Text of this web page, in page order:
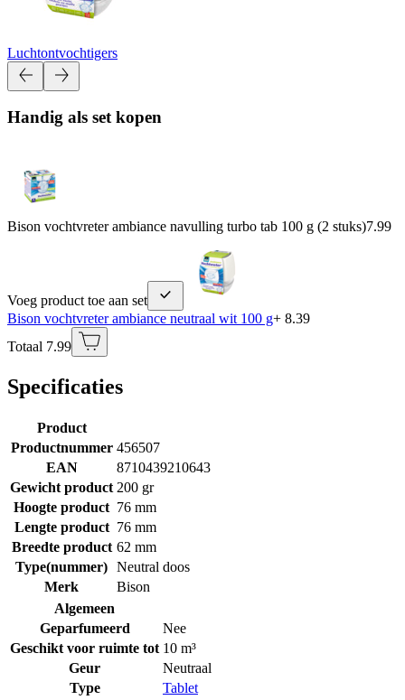
Luchtontvochtigers
Handig als set kopen
Bison vochtvreter ambiance navulling turbo tab 100 g (2 stuks)7.99
Voeg product toe aan set
Bison vochtvreter ambiance neutraal wit 100 g+ 8.39
Totaal 7.99
Specificaties
Product
Productnummer 456507
EAN
8710439210643
Gewicht product 200 gr
Hoogte product 76 mm
Lengte product 76 mm
Breedte product 62 mm
Type(nummer) Neutral doos
Merk
Bison
Algemeen
Geparfumeerd
Nee
Geschikt voor ruimte tot 10 m³
Geur
Neutraal
Type
Tablet